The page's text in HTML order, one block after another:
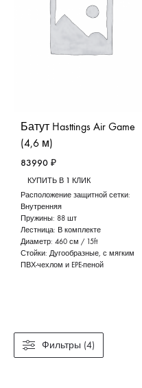
Батут Hasttings Air Game
(4,6 м)
83990 ₽
КУПИТЬ В 1 КЛИК
Расположение защитной сетки:
Внутренняя
Пружины: 88 шт
Лестница: В комплекте
Диаметр: 460 см / 15ft
Стойки: Дугообразные, с мягким
ПВХ-чехлом и EPE-пеной
Фильтры (4)